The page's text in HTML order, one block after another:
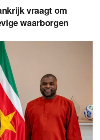
vraagt om
waarborgen